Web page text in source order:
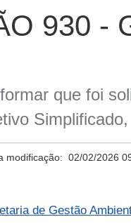
930 -
que foi
modificação:02/02/2026
de Gestão